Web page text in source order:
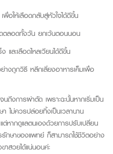
อให้เลือดกลับสู่หัวใจได้ดีขึ้น
ตลอดทั้งวัน ยกเว้นตอนนอน
และเลือดไหลเวียนได้ดีขึ้น
งถูกวิธี หลีกเลี่ยงอาหารเค็มเพื่อ
ถึงการผ่าตัด เพราะฉะนั้นหากเริ่มเป็น
ไม่ควรปล่อยทิ้งเป็นเวลานาน
ต่หากดูแลตนเองด้วยการปรับเปลี่ยน
กษาของแพทย์ ก็สามารถใช้ชีวิตอย่าง
ขาสวยได้แน่นอนค่ะ